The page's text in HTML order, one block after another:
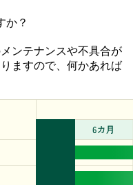
か？
ンテナンスや不具合が
ますので、何かあれば